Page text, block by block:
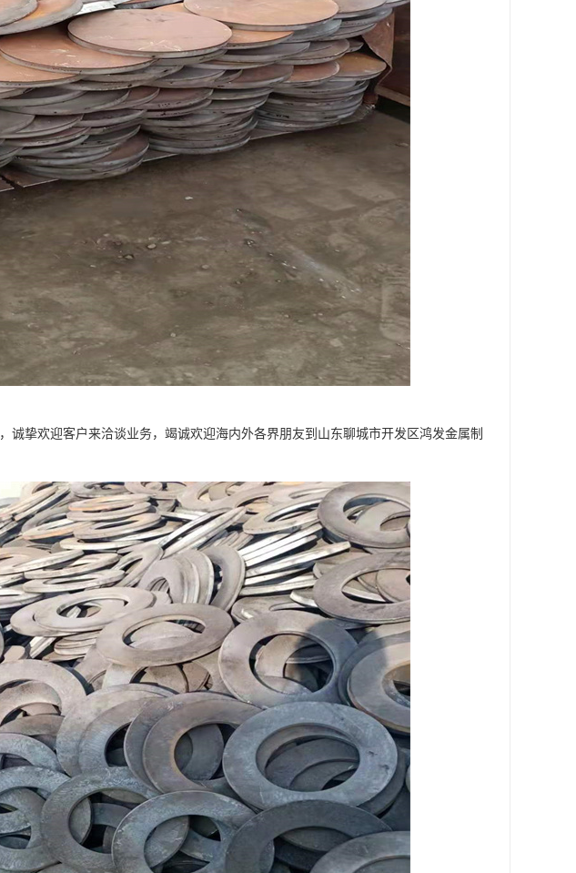
挚欢迎客户来洽谈业务，竭诚欢迎海内外各界朋友到山东聊城市开发区鸿发金属制